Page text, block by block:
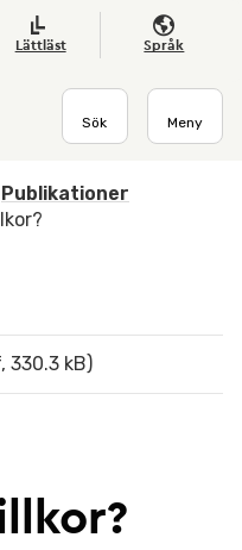
Lättläst Språk
Sök Meny
Publikationer
330.3 kB)